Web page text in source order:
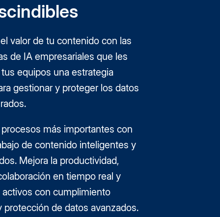
valor de tu contenido con las
de IA empresariales que les
equipos una estrategia
gestionar y proteger los datos
más importantes con
de contenido inteligentes y
Mejora la productividad,
en tiempo real y
con cumplimiento
protección de datos avanzados.